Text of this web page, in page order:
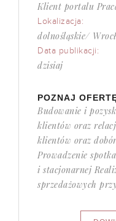
Klient portalu
Lokalizacja:
dolnośląskie/
Data publikacji:
dzisiaj
POZNAJ
Budowanie i
klientów oraz
klientów oraz
Prowadzenie
i stacjonarnej
sprzedażowych